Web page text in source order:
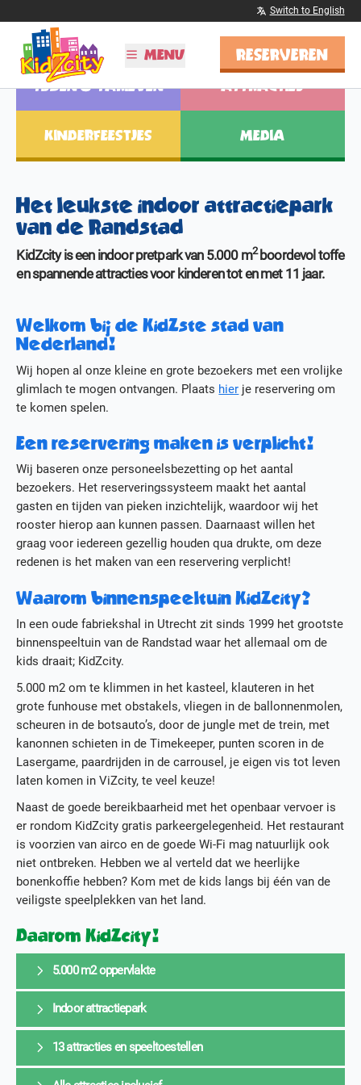
Switch to English
MENU
PLAN JE BEZOEK
Tijden & Tarieven
Kinderfeestjes
Vier Sinterklaas!
BSO
ONTDEK KIDZCITY
Informatie
MEER
Actueel
Media
Contact
Stage bij KidZcity
Actie
RESERVEREN
TIJDEN & TARIEVEN
KINDERFEESTJES
ATTRACTIES
MEDIA
Het leukste indoor attractiepark
van de Randstad
KidZcity is een indoor pretpark van 5.000 m2boordevol toffe
en spannende attracties voor kinderen tot en met 11 jaar.
Welkom bij de KidZste stad van
Nederland!
Wij hopen al onze kleine en grote bezoekers met een vrolijke
glimlach te mogen ontvangen. Plaats hier je reservering om
te komen spelen.
Een reservering maken is verplicht!
Wij baseren onze personeelsbezetting op het aantal
bezoekers. Het reserveringssysteem maakt het aantal
gasten en tijden van pieken inzichtelijk, waardoor wij het
rooster hierop aan kunnen passen. Daarnaast willen het
graag voor iedereen gezellig houden qua drukte, om deze
redenen is het maken van een reservering verplicht!
Waarom binnenspeeltuin KidZcity?
In een oude fabriekshal in Utrecht zit sinds 1999 het grootste
binnenspeeltuin van de Randstad waar het allemaal om de
kids draait; KidZcity.
5.000 m2 om te klimmen in het kasteel, klauteren in het
grote funhouse met obstakels, vliegen in de ballonnenmolen,
scheuren in de botsauto’s, door de jungle met de trein, met
kanonnen schieten in de Timekeeper, punten scoren in de
Lasergame, paardrijden in de carrousel, je eigen vis tot leven
laten komen in ViZcity, te veel keuze!
Naast de goede bereikbaarheid met het openbaar vervoer is
er rondom KidZcity gratis parkeergelegenheid. Het restaurant
is voorzien van airco en de goede Wi-Fi mag natuurlijk ook
niet ontbreken. Hebben we al verteld dat we heerlijke
bonenkoffie hebben? Kom met de kids langs bij één van de
veiligste speelplekken van het land.
Daarom KidZcity!
5.000 m2 oppervlakte
In een oude fabriekshal in Utrecht zit sinds 1999 het
grootste attractiepark van de Randstad waar het
allemaal om de kids t/m 11 jaar draait; KidZcity. Met
een oppervlakte van maar liefst 5.000 m2 is er genoeg
Indoor attractiepark
Wat voor weer het ook is, in KidZcity zit je altijd goed,
Staat er regen op de planning? Sneeuw? Veel wind?
13 attracties en speeltoestellen